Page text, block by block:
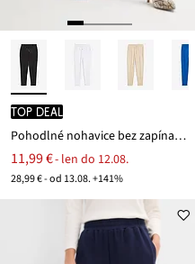
TOP DEAL
Pohodlné nohavice bez zapínania Punto di Roma
11,99 €- len do 12.08.
28,99 € - od 13.08. +141%